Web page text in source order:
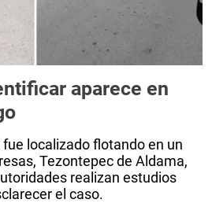
aparece en
localizado flotando en un
Tezontepec de Aldama,
realizan estudios
el caso.